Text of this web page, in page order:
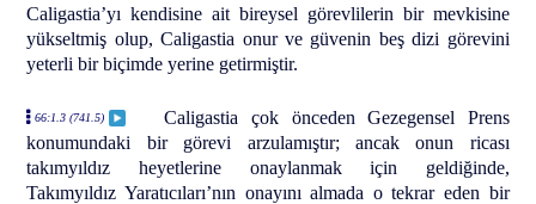
Caligastia’yı kendisine ait bireysel görevlilerin bir mevkisine
yükseltmiş olup, Caligastia onur ve güvenin beş dizi görevini
yeterli bir biçimde yerine getirmiştir.
66:1.3 (741.5)
Caligastia çok önceden Gezegensel Prens
konumundaki bir görevi arzulamıştır; ancak onun ricası
takımyıldız heyetlerine onaylanmak için geldiğinde,
Takımyıldız Yaratıcıları’nın onayını almada o tekrar eden bir